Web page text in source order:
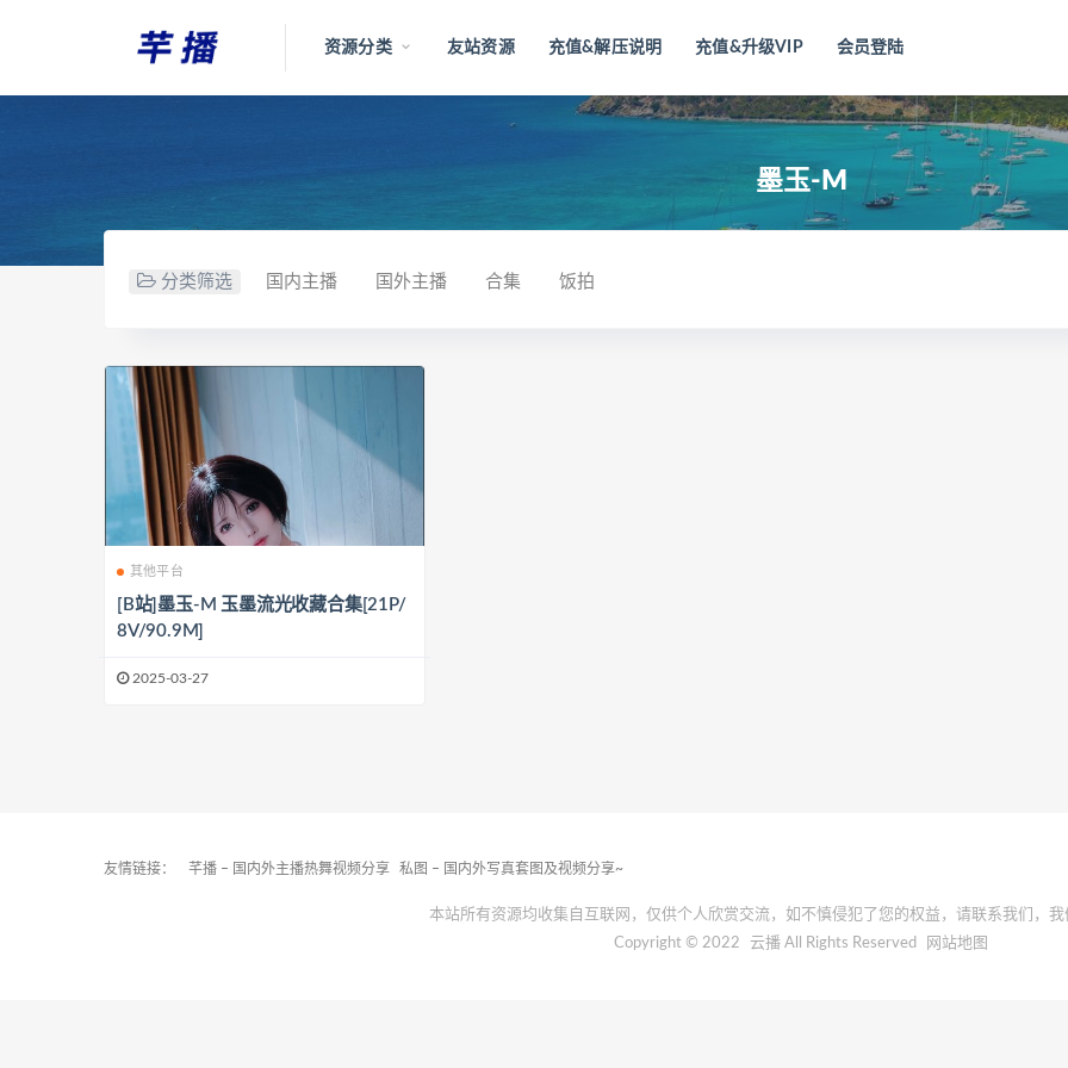
资源分类 友站资源 充值&解压说明 充值&升级VIP 会员登陆
墨玉-M
分类筛选 国内主播 国外主播 合集 饭拍
其他平台
[B站]墨玉-M 玉墨流光收藏合集[21P/
8V/90.9M]
2025-03-27
友情链接： 芊播 – 国内外主播热舞视频分享 私图 – 国内外写真套图及视频分享~
本站所有资源均收集自互联网，仅供个人欣赏交流，如不慎侵犯了您的权益，请联系我们，我
Copyright © 2022
云播 All Rights Reserved 网站地图